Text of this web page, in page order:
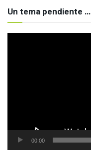
Un tema pendiente …
00:00